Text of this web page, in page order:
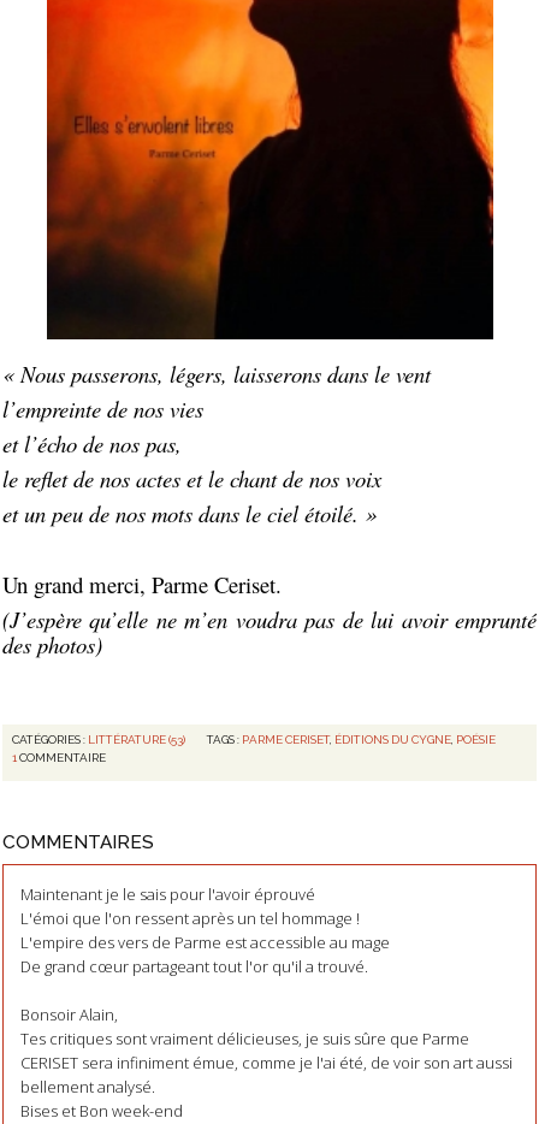
« Nous passerons, légers, laisserons dans le vent
l’empreinte de nos vies
et l’écho de nos pas,
le reflet de nos actes et le chant de nos voix
et un peu de nos mots dans le ciel étoilé. »
Un grand merci, Parme Ceriset.
(J’espère qu’elle ne m’en voudra pas de lui avoir emprunté
des photos)
CATÉGORIES : LITTÉRATURE (53) TAGS : PARME CERISET, ÉDITIONS DU CYGNE, POÉSIE
1 COMMENTAIRE
COMMENTAIRES
Maintenant je le sais pour l'avoir éprouvé
L'émoi que l'on ressent après un tel hommage !
L'empire des vers de Parme est accessible au mage
De grand cœur partageant tout l'or qu'il a trouvé.
Bonsoir Alain,
Tes critiques sont vraiment délicieuses, je suis sûre que Parme
CERISET sera infiniment émue, comme je l'ai été, de voir son art aussi
bellement analysé.
Bises et Bon week-end